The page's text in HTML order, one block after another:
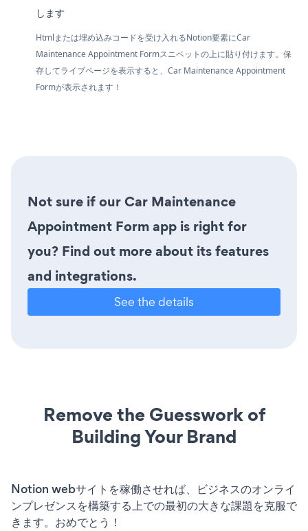
します
Htmlまたは埋め込みコードを受け入れるNotion要素にCar
Maintenance Appointment Formスニペットの上に貼り付けます。保
存してライブページを表示すると、Car Maintenance Appointment
Formが表示されます！
Not sure if our Car Maintenance
Appointment Form app is right for
you? Find out more about its features
and integrations.
See the details
Remove the Guesswork of
Building Your Brand
Notion webサイトを稼働させれば、ビジネスのオンライ
ンプレゼンスを構築する上での最初の大きな課題を克服で
きます。おめでとう！